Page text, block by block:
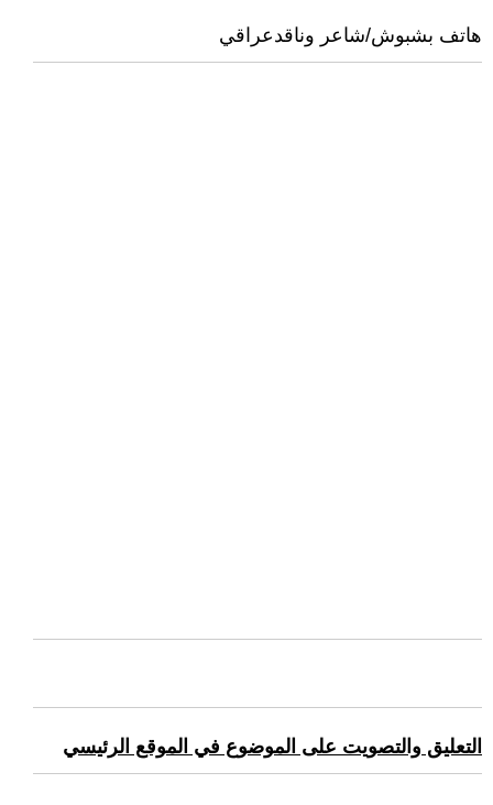
هاتف بشبوش/شاعر وناقدعراقي
التعليق والتصويت على الموضوع في الموقع الرئيسي